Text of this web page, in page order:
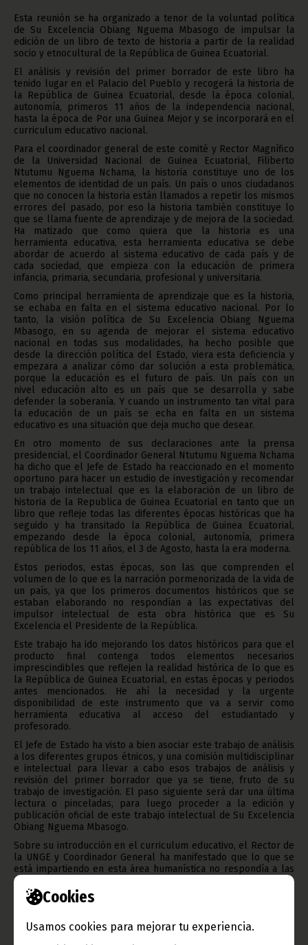
Cookies
Usamos cookies para mejorar tu experiencia.
Esta reunión se ha organizado a tenor de la voluntad política
de Su Excelencia Obiang Nguema Mbasogo de impulsar la
edición de un libro de texto de historia a partir de la realidad
socio y etnocultural de la República de Guinea Ecuatorial.
El análisis y revisión del primer borrador de este libro ha
tenido lugar en el Palacio del Pueblo y recogerá la historia de
la República de Guinea Ecuatorial, desde la época colonial,
autonomía, primeros 11 años de la independencia nacional,
hasta la época de Por una Guinea Mejor y se incorporará en el
curriculum educativo nacional.
Para el coordinador general de este comité y Rector Magnífico
de la Universidad Nacional de Guinea Ecuatorial, Filiberto
Ntutumu Nguema Nchama, la historia constituye uno de los
elementos de identidad de un país. Un país o unos ciudadanos
que no conocen la historia están llamados a repetir los mismos
errores del pasado, por eso la historia también constituye lo
que se llama fuente de aprendizaje y de mejora de la sociedad.
Ha matizado que como quiera que la historia es una
herramienta educativa, esta herramienta educativa se debe
abordar de acuerdo al sistema educativo de cada país y de
cada sociedad, que empieza con la educación de primera
infancia, primaria, secundaria, profesional y universitaria.
Como principal herramienta de aprendizaje que es la historia,
se echaba en falta en el sistema educativo nacional. Por lo
tanto, la visión política de Su Excelencia Obiang Nguema
Mbasogo, en su agenda de mejorar el sistema educativo
nacional en todas sus modalidades, ha hecho posible que
desde la dirección política del Estado, viera esta deficiencia y
empezara a analizar cómo dar solución a esta problemática,
porque la educación es el futuro de país. Un país con un
nivel educación alto es un país que se desarrolla y sabe
defender la soberanía. Y cuando un instrumento tan vital para
la educación de un país se echa en falta en un sistema
educativo es una situación que deja mucho que desear.
En otro momento de sus declaraciones ante la prensa
presidencial, el Coordinador General Ntutumu Nguema Nchama
ha dicho que el Jefe de Estado ha reaccionado en el momento
oportuno para hacer un estudio de investigación y recomendar
un trabajo intelectual que es la elaboración de un libro de
historia de la Republica de Guinea Ecuatorial en tanto que un
libro que refleje todas las diferentes épocas históricas que ha
seguido y ha transitado la República de Guinea Ecuatorial,
empezando desde la época colonial, autonomía, primera
república de los 11 años, el 3 de Agosto, hasta la era moderna.
Estos periodos, estas épocas, son las que comprenden el
volumen de lo que es la narración pormenorizada de la vida de
un país, ya que los primeros documentos históricos que se
estaban elaborando no respondían a las expectativas del
impulsor intelectual de esta obra histórica que es Su
Excelencia el Presidente de la República.
Este trabajo ha ido mejorando los datos históricos para que el
producto final contenga todos elementos necesarios
imprescindibles que reflejen la realidad histórica de lo que es
la República de Guinea Ecuatorial, en estas épocas y periodos
antes mencionados. He ahí la necesidad y la urgente
disponibilidad de este instrumento que va a servir como
herramienta educativa al acceso del estudiantado y
profesorado.
El Jefe de Estado ha visto a bien asociar este trabajo de análisis
a los diferentes grupos étnicos, y una comisión multidisciplinar
e intelectual para llevar a cabo esos trabajos de análisis y
revisión del primer borrador que ya se tiene, fruto de su
trabajo de investigación. El paso siguiente será dar una última
lectura o pinceladas, para luego proceder a la edición y
publicación oficial de este trabajo intelectual de Su Excelencia
Obiang Nguema Mbasogo.
Sobre su introducción en el curriculum educativo, el Rector de
la UNGE y Coordinador General ha manifestado que lo que se
está impartiendo en esta área humanística no respondía a las
expectativas sobre la verdadera narración pormenorizada de
lo que es la historia de un país como la República de Guinea
Ecuatorial, por lo tanto y en vista de lo que ya se ha hecho y se
que efectivamente responderá a las expectativas que merecen